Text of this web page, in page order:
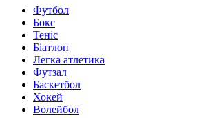
Футбол
Бокс
Теніс
Біатлон
Легка атлетика
Футзал
Баскетбол
Хокей
Волейбол